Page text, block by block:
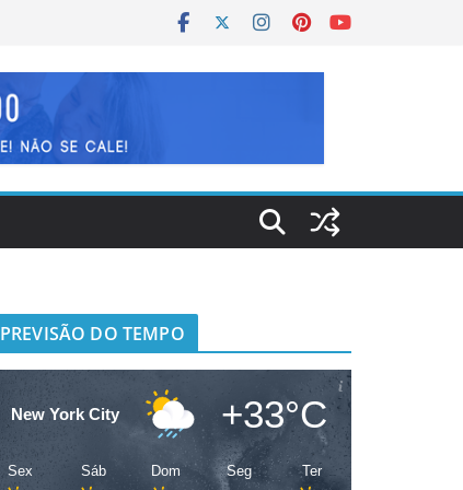
PREVISÃO DO TEMPO
New York City +33°C
Sex Sáb Dom Seg Ter